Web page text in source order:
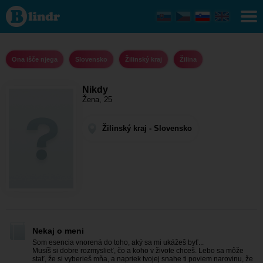
Nikdy -
Ona
išče
njega
kraj -
ŽilinaOna išče njega Slovensko Žilinský kraj Žilina
Nikdy
Žena, 25
Žilinský kraj - Slovensko
Nekaj o meni
Som esencia vnorená do toho, aký sa mi ukážeš byť...
Musíš si dobre rozmyslieť, čo a koho v živote chceš. Lebo sa môže
stať, že si vyberieš mňa, a napriek tvojej snahe ti poviem narovinu, že